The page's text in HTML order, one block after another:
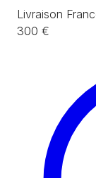
Livraison
300 €